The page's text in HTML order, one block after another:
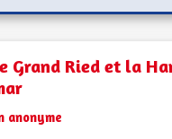
Grand Ried et la
anonyme